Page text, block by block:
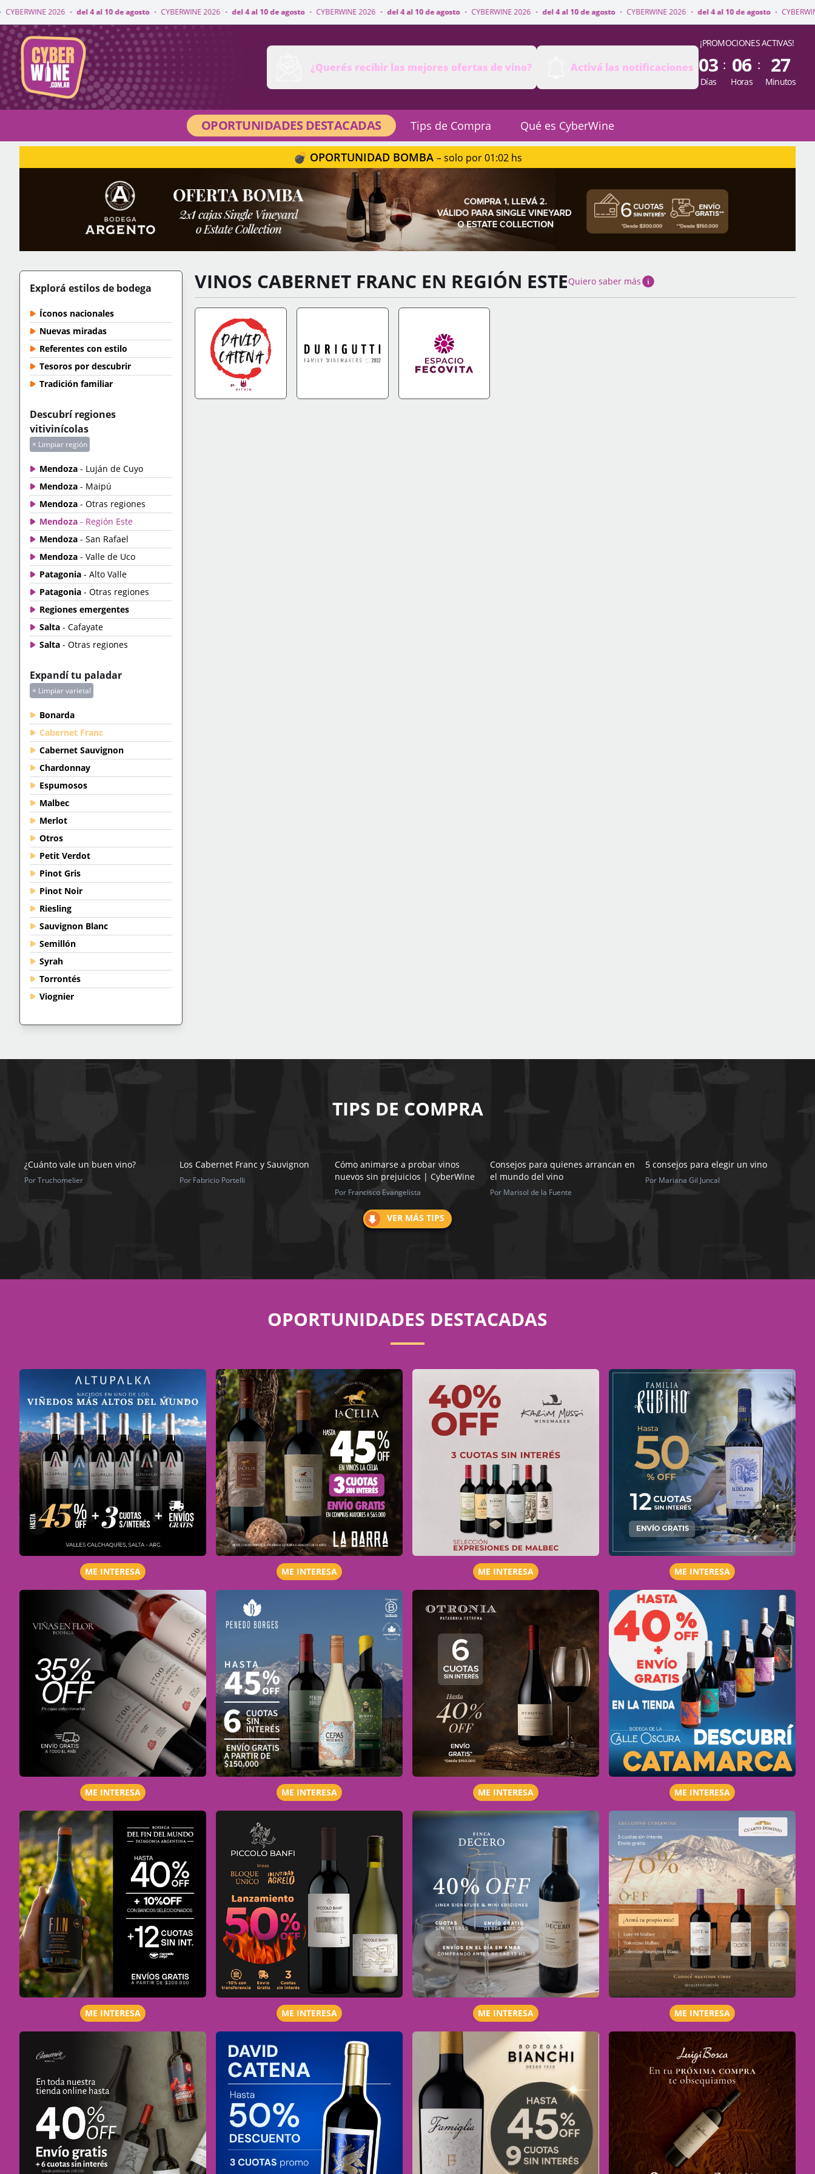
· del 4 al 10 de agosto · CYBERWINE 2026 · del 4 al 10 de agosto · CYBERWINE 2026 · del 4 al 10 de agosto · CYBERWINE 2026 · del 4 al 10 de agosto · CYBERWINE 2026 · del 4 al 10 de agosto · CYBERWINE 2026 · del 4
CyberWine
¿Querés recibir las mejores ofertas de vino?
Activá las notificaciones
¡PROMOCIONES ACTIVAS!
03
Días
: 06
Horas
: 27
Minutos
OPORTUNIDADES DESTACADAS Tips de Compra Qué es CyberWine
💣 OPORTUNIDAD BOMBA – solo por 01:02 hs
Explorá estilos de bodega
Íconos nacionales
Nuevas miradas
Referentes con estilo
Tesoros por descubrir
Tradición familiar
Descubrí regiones
vitivinícolas
× Limpiar región
Mendoza - Luján de Cuyo
Mendoza - Maipú
Mendoza - Otras regiones
Mendoza - Región Este
Mendoza - San Rafael
Mendoza - Valle de Uco
Patagonia - Alto Valle
Patagonia - Otras regiones
Regiones emergentes
Salta - Cafayate
Salta - Otras regiones
Expandí tu paladar
× Limpiar varietal
Bonarda
Cabernet Franc
Cabernet Sauvignon
Chardonnay
Espumosos
Malbec
Merlot
Otros
Petit Verdot
Pinot Gris
Pinot Noir
Riesling
Sauvignon Blanc
Semillón
Syrah
Torrontés
Viognier
VINOS CABERNET FRANC EN REGIÓN ESTEQuiero saber más
TIPS DE COMPRA
¿Cuánto vale un buen vino?
Por Truchomelier
Los Cabernet Franc y Sauvignon
Por Fabricio Portelli
Cómo animarse a probar vinos
nuevos sin prejuicios | CyberWine
Por Francisco Evangelista
Consejos para quienes arrancan en
el mundo del vino
Por Marisol de la Fuente
5 consejos para elegir un vino
Por Mariana Gil Juncal
VER MÁS TIPS
OPORTUNIDADES DESTACADAS
ME INTERESA ME INTERESA ME INTERESA ME INTERESA
ME INTERESA ME INTERESA ME INTERESA ME INTERESA
ME INTERESA ME INTERESA ME INTERESA ME INTERESA